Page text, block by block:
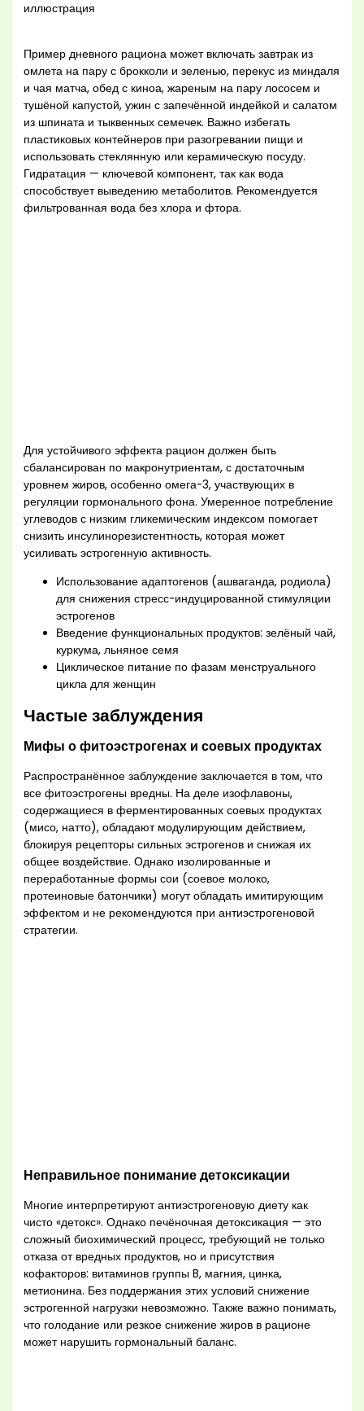
Пример дневного рациона может включать завтрак из
омлета на пару с брокколи и зеленью, перекус из миндаля
и чая матча, обед с киноа, жареным на пару лососем и
тушёной капустой, ужин с запечённой индейкой и салатом
из шпината и тыквенных семечек. Важно избегать
пластиковых контейнеров при разогревании пищи и
использовать стеклянную или керамическую посуду.
Гидратация — ключевой компонент, так как вода
способствует выведению метаболитов. Рекомендуется
фильтрованная вода без хлора и фтора.
Для устойчивого эффекта рацион должен быть
сбалансирован по макронутриентам, с достаточным
уровнем жиров, особенно омега-3, участвующих в
регуляции гормонального фона. Умеренное потребление
углеводов с низким гликемическим индексом помогает
снизить инсулинорезистентность, которая может
усиливать эстрогенную активность.
Использование адаптогенов (ашваганда, родиола)
для снижения стресс-индуцированной стимуляции
эстрогенов
Введение функциональных продуктов: зелёный чай,
куркума, льняное семя
Циклическое питание по фазам менструального
цикла для женщин
Частые заблуждения
Мифы о фитоэстрогенах и соевых продуктах
Распространённое заблуждение заключается в том, что
все фитоэстрогены вредны. На деле изофлавоны,
содержащиеся в ферментированных соевых продуктах
(мисо, натто), обладают модулирующим действием,
блокируя рецепторы сильных эстрогенов и снижая их
общее воздействие. Однако изолированные и
переработанные формы сои (соевое молоко,
протеиновые батончики) могут обладать имитирующим
эффектом и не рекомендуются при антиэстрогеновой
стратегии.
Неправильное понимание детоксикации
Многие интерпретируют антиэстрогеновую диету как
чисто «детокс». Однако печёночная детоксикация — это
сложный биохимический процесс, требующий не только
отказа от вредных продуктов, но и присутствия
кофакторов: витаминов группы B, магния, цинка,
метионина. Без поддержания этих условий снижение
эстрогенной нагрузки невозможно. Также важно понимать,
что голодание или резкое снижение жиров в рационе
может нарушить гормональный баланс.